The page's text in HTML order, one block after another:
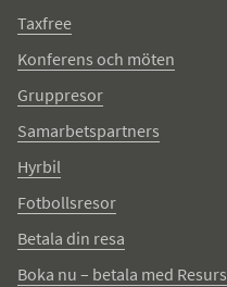
Taxfree
Konferens och möten
Gruppresor
Samarbetspartners
Hyrbil
Fotbollsresor
Betala din resa
Boka nu – betala med Resurs